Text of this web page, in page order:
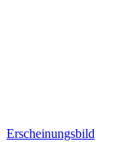
Erscheinungsbild